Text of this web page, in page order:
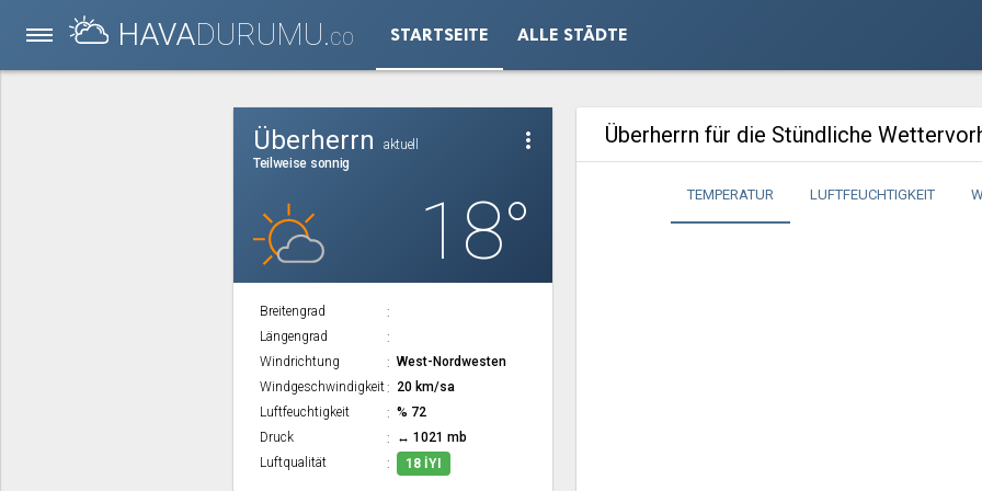
HAVADURUMU.CO STARTSEITE ALLE STÄDTE
more_vert
Überherrn
aktuell
Teilweise sonnig
18°
Breitengrad
Längengrad
Windrichtung
West-Nordwesten
Windgeschwindigkeit
20 km/sa
Luftfeuchtigkeit
% 72
Druck
↔ 1021 mb
Luftqualität
18 İYI
Überherrn für die Stündliche
TEMPERATUR LUFTFEUCHTIGKEIT